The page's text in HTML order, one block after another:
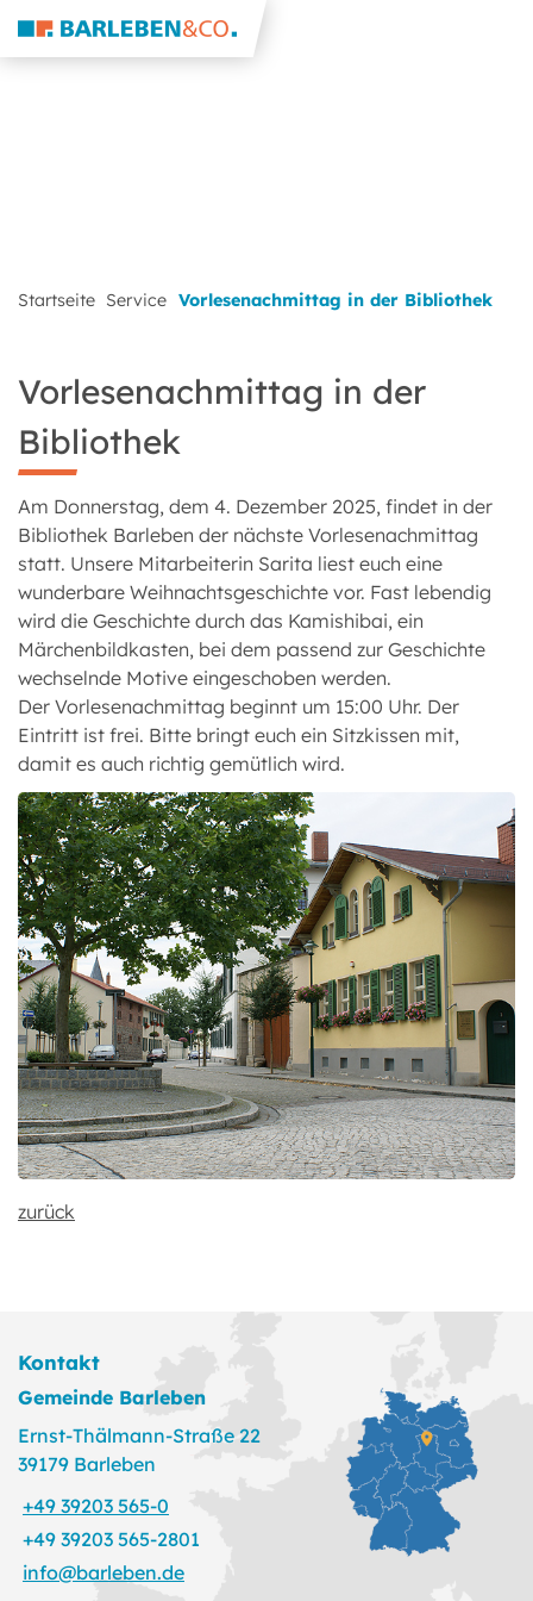
Startseite Service Vorlesenachmittag in der Bibliothek
Vorlesenachmittag in der
Bibliothek
Am Donnerstag, dem 4. Dezember 2025, findet in der
Bibliothek Barleben der nächste Vorlesenachmittag
statt. Unsere Mitarbeiterin Sarita liest euch eine
wunderbare Weihnachtsgeschichte vor. Fast lebendig
wird die Geschichte durch das Kamishibai, ein
Märchenbildkasten, bei dem passend zur Geschichte
wechselnde Motive eingeschoben werden.
Der Vorlesenachmittag beginnt um 15:00 Uhr. Der
Eintritt ist frei. Bitte bringt euch ein Sitzkissen mit,
damit es auch richtig gemütlich wird.
zurück
Kontakt
Gemeinde Barleben
Ernst-Thälmann-Straße 22
39179 Barleben
+49 39203 565-0
+49 39203 565-2801
info@barleben.de